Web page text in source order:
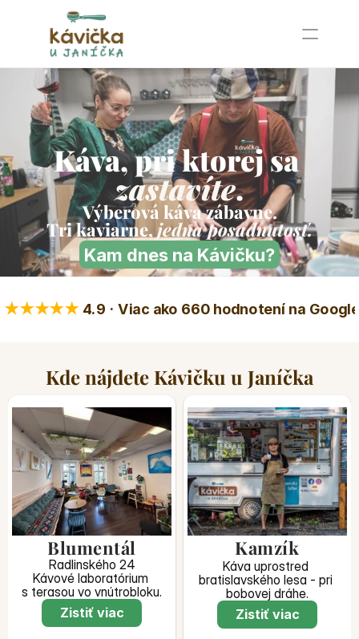
Príbeh
Cenník
Kontakt
Blumentál
Kamzík
Partizánska lúka
Podujatia u nás
Prenájom priestorov
Káva, pri ktorej sa
zastavíte.
Výberová káva zábavne.
Tri kaviarne, jedna posadnutosť.
Kam dnes na Kávičku?
★★★★★ 4.9 · Viac ako 660 hodnotení na Google
Kde nájdete Kávičku u Janíčka
Blumentál
Radlinského 24
Kávové laboratórium
s terasou vo vnútrobloku.
Zistiť viac
Kamzík
Káva uprostred
bratislavského lesa - pri
bobovej dráhe.
Zistiť viac